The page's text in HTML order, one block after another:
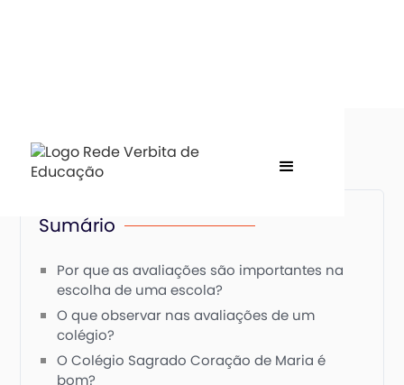
Sumário
Por que as avaliações são importantes na
escolha de uma escola?
O que observar nas avaliações de um
colégio?
O Colégio Sagrado Coração de Maria é
bom?